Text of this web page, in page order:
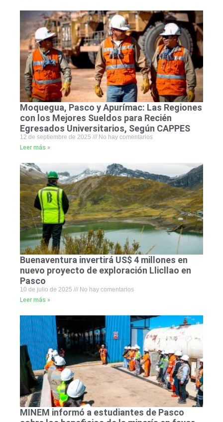
Moquegua, Pasco y Apurímac: Las Regiones
con los Mejores Sueldos para Recién
Egresados Universitarios, Según CAPPES
12 de septiembre de 2025
No hay comentarios
Leer más »
Buenaventura invertirá US$ 4 millones en
nuevo proyecto de exploración Llicllao en
Pasco
10 de julio de 2025
No hay comentarios
Leer más »
MINEM informó a estudiantes de Pasco